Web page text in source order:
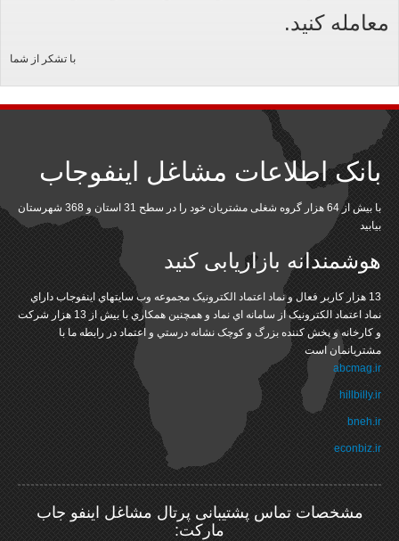
معامله کنید.
با تشکر از شما
بانک اطلاعات مشاغل اینفوجاب
با بیش از 64 هزار گروه شغلی مشتریان خود را در سطح 31 استان و 368 شهرستان
بیابید
هوشمندانه بازاریابی کنید
13 هزار کاربر فعال و نماد اعتماد الکترونيک مجموعه وب سايتهاي اينفوجاب داراي
نماد اعتماد الکترونيک از سامانه اي نماد و همچنين همکاري با بيش از 13 هزار شرکت
و کارخانه و پخش کننده بزرگ و کوچک نشانه درستي و اعتماد در رابطه ما با
مشتريانمان است
abcmag.ir
hillbilly.ir
bneh.ir
econbiz.ir
مشخصات تماس پشتیبانی پرتال مشاغل اینفو جاب
مارکت: